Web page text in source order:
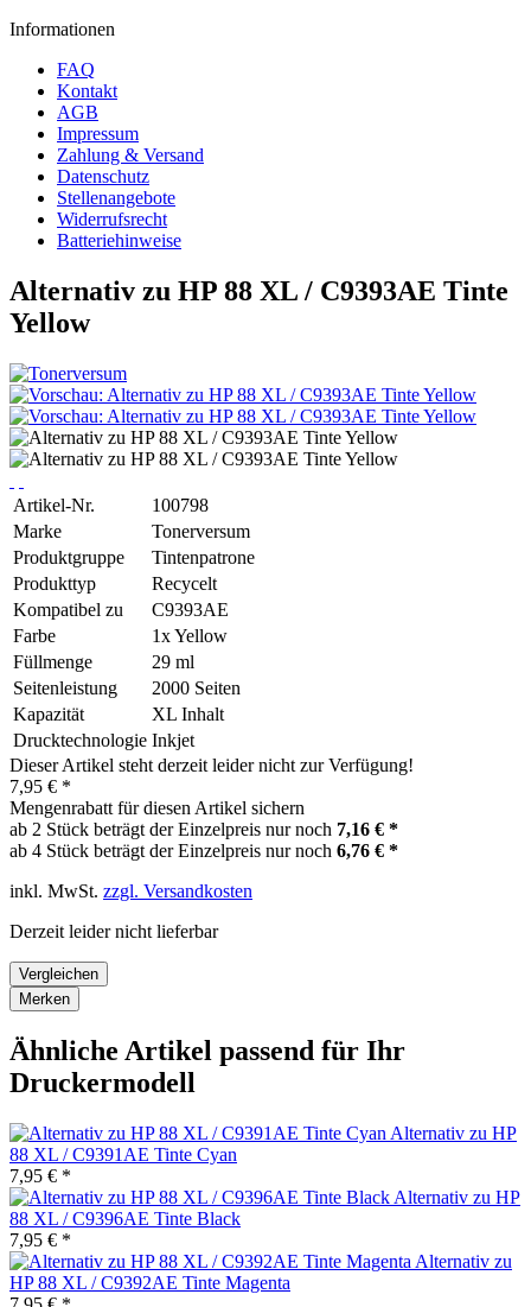
Informationen
FAQ
Kontakt
AGB
Impressum
Zahlung & Versand
Datenschutz
Stellenangebote
Widerrufsrecht
Batteriehinweise
Alternativ zu HP 88 XL / C9393AE Tinte
Yellow
Artikel-Nr.
100798
Marke
Tonerversum
Produktgruppe
Tintenpatrone
Produkttyp
Recycelt
Kompatibel zu
C9393AE
Farbe
1x Yellow
Füllmenge
29 ml
Seitenleistung
2000 Seiten
Kapazität
XL Inhalt
Drucktechnologie Inkjet
Dieser Artikel steht derzeit leider nicht zur Verfügung!
7,95 € *
Mengenrabatt für diesen Artikel sichern
ab 2 Stück beträgt der Einzelpreis nur noch 7,16 € *
ab 4 Stück beträgt der Einzelpreis nur noch 6,76 € *
inkl. MwSt. zzgl. Versandkosten
Derzeit leider nicht lieferbar
Vergleichen
Merken
Ähnliche Artikel passend für Ihr
Druckermodell
Alternativ zu HP
88 XL / C9391AE Tinte Cyan
7,95 € *
Alternativ zu HP
88 XL / C9396AE Tinte Black
7,95 € *
Alternativ zu
HP 88 XL / C9392AE Tinte Magenta